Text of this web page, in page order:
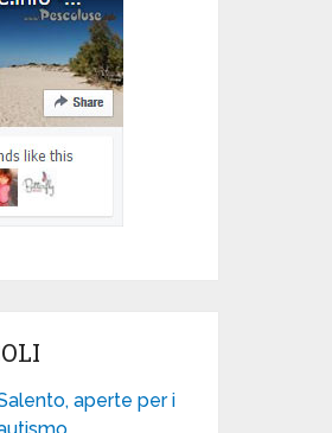
aperte per i